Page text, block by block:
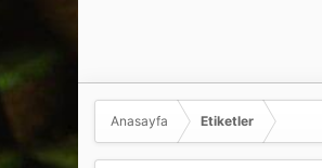
Anasayfa Etiketler